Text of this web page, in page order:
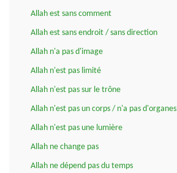
Allah est sans comment
Allah est sans endroit / sans direction
Allah n'a pas d'image
Allah n'est pas limité
Allah n'est pas sur le trône
Allah n'est pas un corps / n'a pas d'organes
Allah n'est pas une lumière
Allah ne change pas
Allah ne dépend pas du temps